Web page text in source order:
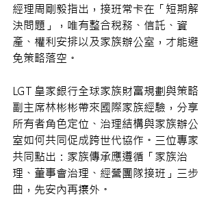
經理周剛毅指出，接班常卡在「短期解
決問題」，唯有整合稅務、信託、資
產、權利安排以及家族辦公室，才能避
免策略落空。
LGT 皇家銀行全球家族財富規劃與策略
副主席林彬彬帶來國際家族經驗，分享
所有者角色定位、治理結構與家族辦公
室如何共同促成跨世代協作。三位專家
共同點出：家族傳承應遵循「家族治
理、董事會治理、經營團隊接班」三步
曲，先安內再攘外。